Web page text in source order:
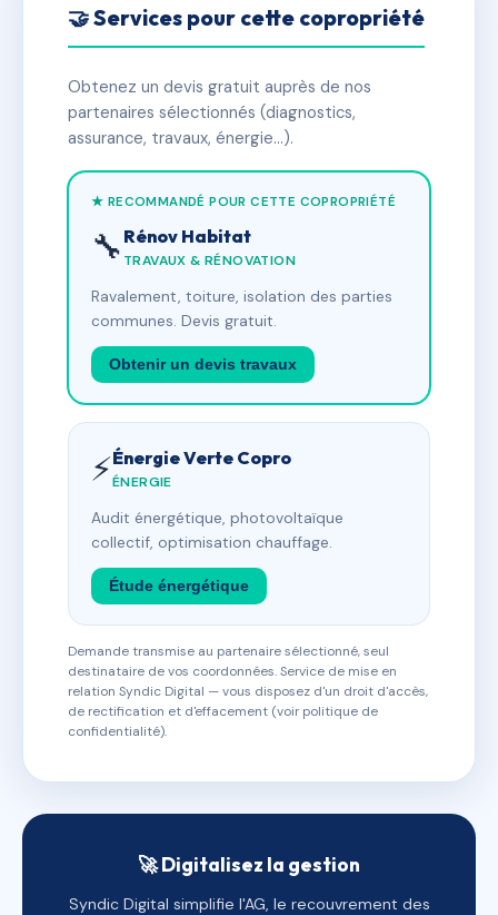
🤝 Services pour cette copropriété
Obtenez un devis gratuit auprès de nos
partenaires sélectionnés (diagnostics,
assurance, travaux, énergie…).
★ RECOMMANDÉ POUR CETTE COPROPRIÉTÉ
🔧 Rénov Habitat
TRAVAUX & RÉNOVATION
Ravalement, toiture, isolation des parties
communes. Devis gratuit.
Obtenir un devis travaux
⚡Énergie Verte Copro
ÉNERGIE
Audit énergétique, photovoltaïque
collectif, optimisation chauffage.
Étude énergétique
Demande transmise au partenaire sélectionné, seul
destinataire de vos coordonnées. Service de mise en
relation Syndic Digital — vous disposez d'un droit d'accès,
de rectification et d'effacement (voir politique de
confidentialité).
🚀 Digitalisez la gestion
Syndic Digital simplifie l'AG, le recouvrement des